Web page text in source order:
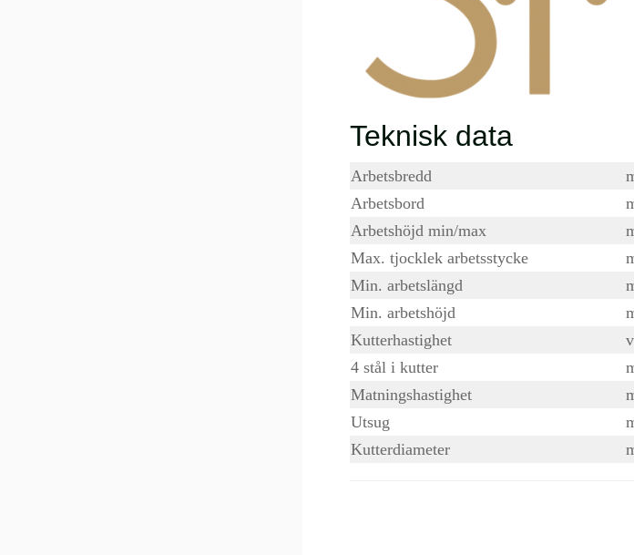
Teknisk data
Arbetsbredd
Arbetsbord
Arbetshöjd min/max
Max. tjocklek arbetsstycke
Min. arbetslängd
Min. arbetshöjd
Kutterhastighet
4 stål i kutter
Matningshastighet
Utsug
Kutterdiameter